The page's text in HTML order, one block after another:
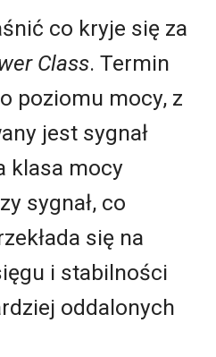
co kryje się za
Class. Termin
poziomu mocy, z
jest sygnał
klasa mocy
sygnał, co
się na
i stabilności
oddalonych